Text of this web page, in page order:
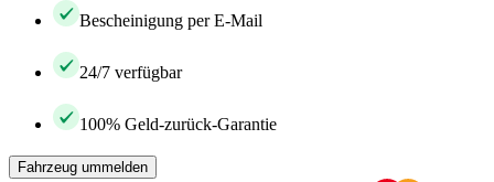
Bescheinigung per E-Mail
24/7 verfügbar
100% Geld-zurück-Garantie
Fahrzeug ummelden